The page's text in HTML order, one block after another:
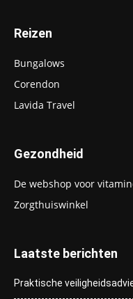
Reizen
Bungalows
Corendon
Lavida Travel
Gezondheid
De webshop voor
Zorgthuiswinkel
Laatste berichten
Praktische